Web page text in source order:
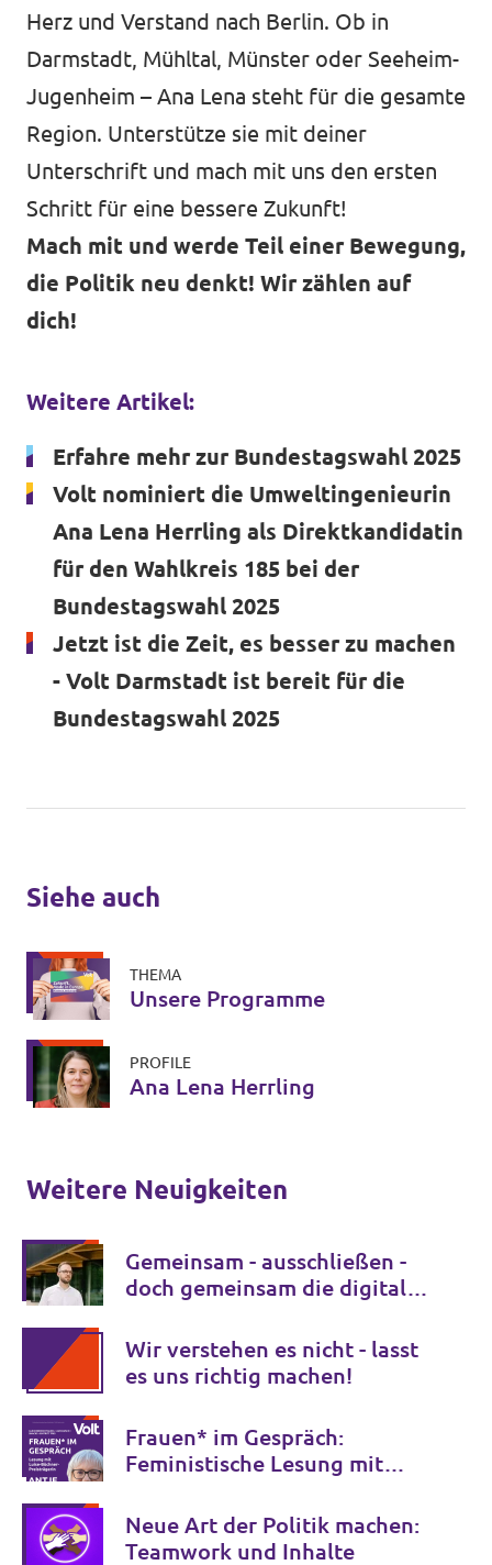
Herz und Verstand nach Berlin. Ob in
Darmstadt, Mühltal, Münster oder Seeheim-
Jugenheim – Ana Lena steht für die gesamte
Region. Unterstütze sie mit deiner
Unterschrift und mach mit uns den ersten
Schritt für eine bessere Zukunft!
Mach mit und werde Teil einer Bewegung,
die Politik neu denkt! Wir zählen auf
dich!
Weitere Artikel:
Erfahre mehr zur Bundestagswahl 2025
Volt nominiert die Umweltingenieurin
Ana Lena Herrling als Direktkandidatin
für den Wahlkreis 185 bei der
Bundestagswahl 2025
Jetzt ist die Zeit, es besser zu machen
- Volt Darmstadt ist bereit für die
Bundestagswahl 2025
Siehe auch
THEMA
Unsere Programme
PROFILE
Ana Lena Herrling
Weitere Neuigkeiten
Gemeinsam - ausschließen -
doch gemeinsam die digitale
Wir verstehen es nicht - lasst
es uns richtig machen!
Frauen* im Gespräch:
Feministische Lesung mit
Neue Art der Politik machen:
Teamwork und Inhalte